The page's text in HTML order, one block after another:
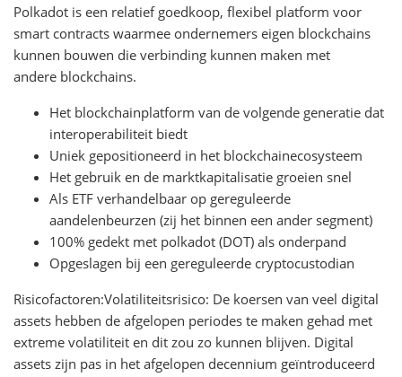
Polkadot is een relatief goedkoop, flexibel platform voor
smart contracts waarmee ondernemers eigen blockchains
kunnen bouwen die verbinding kunnen maken met
andere blockchains.
Het blockchainplatform van de volgende generatie dat
interoperabiliteit biedt
Uniek gepositioneerd in het blockchainecosysteem
Het gebruik en de marktkapitalisatie groeien snel
Als ETF verhandelbaar op gereguleerde
aandelenbeurzen (zij het binnen een ander segment)
100% gedekt met polkadot (DOT) als onderpand
Opgeslagen bij een gereguleerde cryptocustodian
Risicofactoren:Volatiliteitsrisico: De koersen van veel digital
assets hebben de afgelopen periodes te maken gehad met
extreme volatiliteit en dit zou zo kunnen blijven. Digital
assets zijn pas in het afgelopen decennium geïntroduceerd